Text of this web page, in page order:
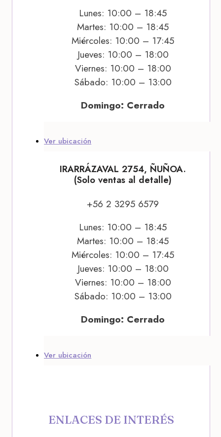
Lunes: 10:00 – 18:45
Martes: 10:00 – 18:45
Miércoles: 10:00 – 17:45
Jueves: 10:00 – 18:00
Viernes: 10:00 – 18:00
Sábado: 10:00 – 13:00
Domingo: Cerrado
Ver ubicación
IRARRÁZAVAL 2754, ÑUÑOA.
(Solo ventas al detalle)
+56 2 3295 6579
Lunes: 10:00 – 18:45
Martes: 10:00 – 18:45
Miércoles: 10:00 – 17:45
Jueves: 10:00 – 18:00
Viernes: 10:00 – 18:00
Sábado: 10:00 – 13:00
Domingo: Cerrado
Ver ubicación
ENLACES DE INTERÉS